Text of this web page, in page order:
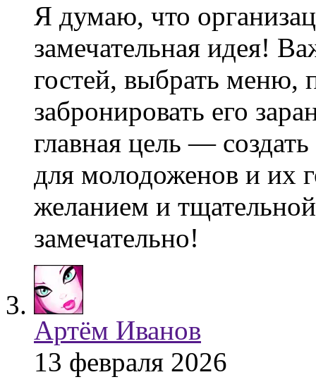
Я думаю, что
замечательная идея!
гостей, выбрать меню,
забронировать его
главная цель —
для молодоженов и их
желанием и
замечательно!
Артём Иванов
13 февраля 2026